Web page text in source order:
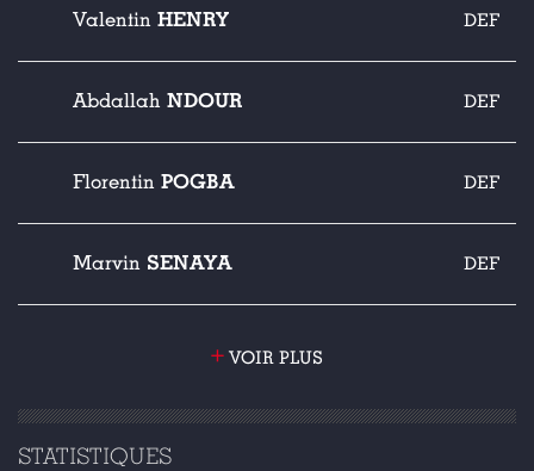
Valentin HENRY DEF
Abdallah NDOUR DEF
Florentin POGBA DEF
Marvin SENAYA DEF
+ VOIR PLUS
STATISTIQUES